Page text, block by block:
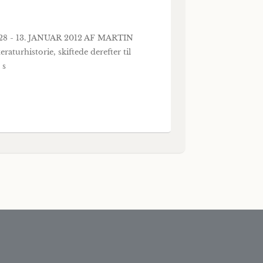
- 13. JANUAR 2012 AF MARTIN
skiftede derefter til